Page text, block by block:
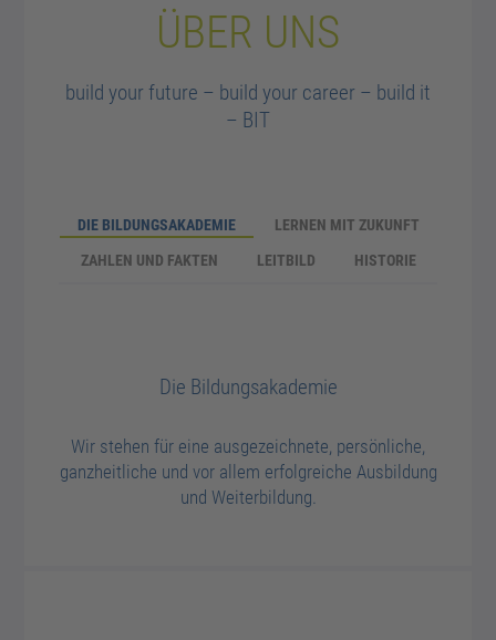
ÜBER UNS
build your future – build your career – build it
– BIT
DIE BILDUNGSAKADEMIE
LERNEN MIT ZUKUNFT
ZAHLEN UND FAKTEN
LEITBILD HISTORIE
Die Bildungsakademie
Wir stehen für eine ausgezeichnete, persönliche,
ganzheitliche und vor allem erfolgreiche Ausbildung
und Weiterbildung.